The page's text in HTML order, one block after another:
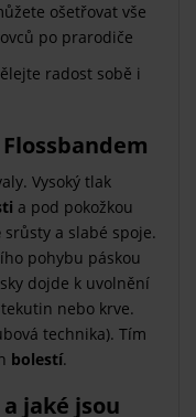
ošetřovat vše
po prarodiče
radost sobě i
Vysoký tlak
a pod pokožkou
srůsty a slabé spoje.
pohybu páskou
dojde k uvolnění
nebo krve.
technika). Tím
bolestí.
jaké jsou